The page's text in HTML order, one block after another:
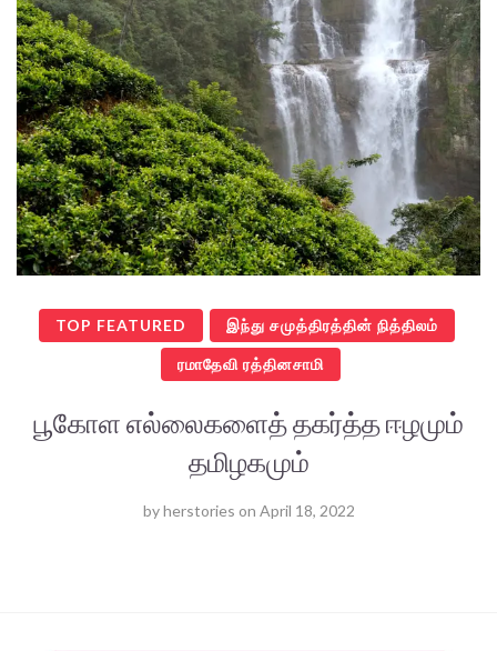
TOP FEATURED இந்து சமுத்திரத்தின் நித்திலம்
ரமாதேவி ரத்தினசாமி
பூகோள எல்லைகளைத் தகர்த்த ஈழமும்
தமிழகமும்
byherstories on April 18, 2022